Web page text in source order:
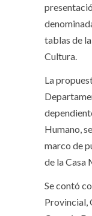
tablas de
Cultura.
La
Humano,
marco de
de la Casa
Se contó
Provincial,